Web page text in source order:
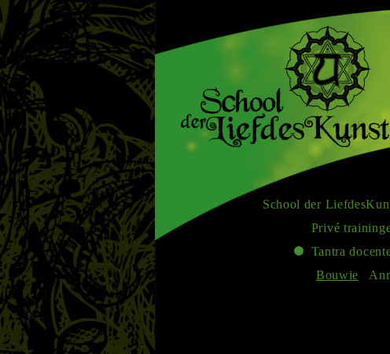
School der
Privé
Tantra
Bouwie